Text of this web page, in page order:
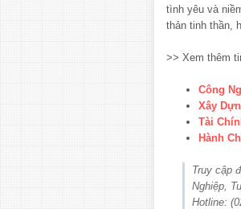
tình yêu và
thản tinh thần,
>> Xem thêm
Công
Xây
Tài
Hành
Truy cập
Nghiệp,
Hotline: